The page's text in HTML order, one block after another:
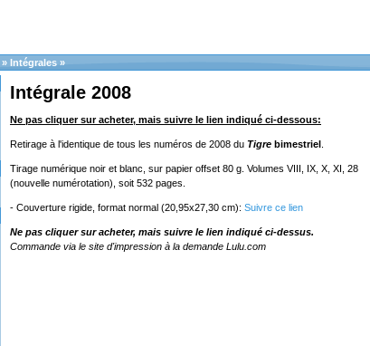
» Intégrales »
Intégrale 2008
Ne pas cliquer sur acheter, mais suivre le lien indiqué ci-dessous:
Retirage à l'identique de tous les numéros de 2008 du Tigre bimestriel
Tirage numérique noir et blanc, sur papier offset 80 g. Volumes VIII, IX, X, XI, 28
(nouvelle numérotation), soit 532 pages.
- Couverture rigide, format normal (20,95x27,30 cm): Suivre ce lien
Ne pas cliquer sur acheter, mais suivre le lien indiqué ci-dessus.
Commande via le site d'impression à la demande Lulu.com